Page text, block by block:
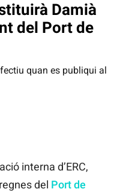
Damià
del Port de
quan es publiqui al
interna d’ERC,
del Port de